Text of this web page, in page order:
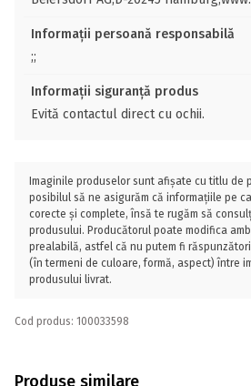
Informații persoană responsabilă
;;
Informații siguranță produs
Evită contactul direct cu ochii.
Imaginile produselor sunt afișate cu titlu de
posibilul să ne asigurăm că informațiile pe
corecte și complete, însă te rugăm să
produsului. Producătorul poate modifica
prealabilă, astfel că nu putem fi
(în termeni de culoare, formă, aspect) între
produsului livrat.
Cod produs: 100033598
Produse similare